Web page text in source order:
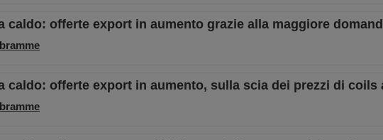
caldo: offerte export in aumento grazie alla maggiore
caldo: offerte export in aumento, sulla scia dei prezzi di coils